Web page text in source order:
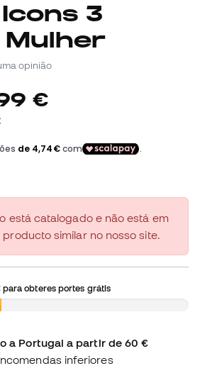
3
opinião
€
está catalogado e não está em
similar no nosso site.
para obteres portes grátis
a Portugal a partir de 60 €
inferiores